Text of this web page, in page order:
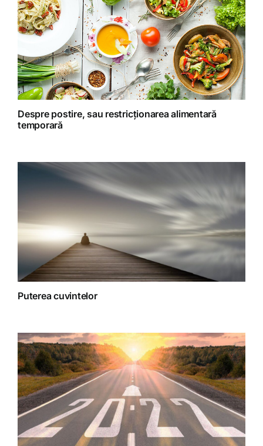
Retete fructariene
Retete preparate
Retete Raw (nepreparate termic)
Despre postire, sau restricționarea alimentară
temporară
Puterea cuvintelor